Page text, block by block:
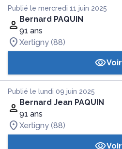
Publié le mercredi 11 juin 2025
Bernard PAQUIN
91 ans
Xertigny (88)
Voir
Publié le lundi 09 juin 2025
Bernard Jean PAQUIN
91 ans
Xertigny (88)
Voir